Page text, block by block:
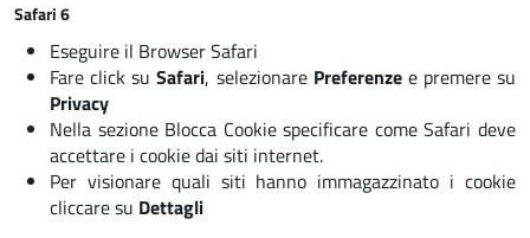
Safari 6
Eseguire il Browser Safari
Fare click suSafari, selezionare Preferenzee premere su
Privacy
Nella sezione Blocca Cookie specificare come Safari deve
accettare i cookie dai siti internet.
Per visionare quali siti hanno immagazzinato i cookie
cliccare su Dettagli